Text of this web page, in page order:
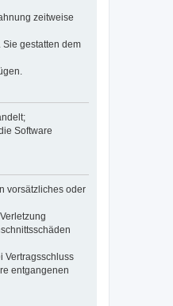
zeitweise
gestatten dem
Software
vorsätzliches oder
Vertragsschluss
entgangenen